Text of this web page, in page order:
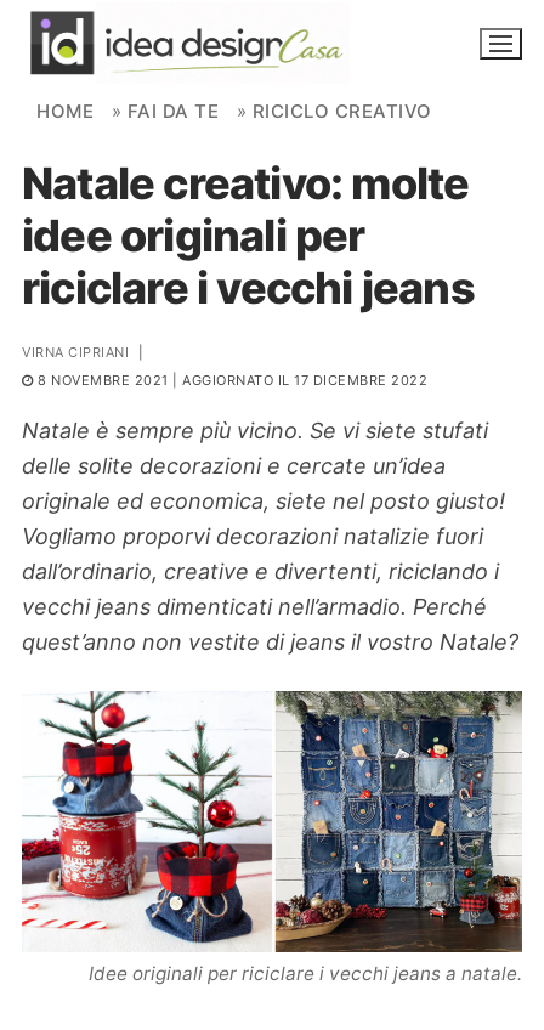
Skip to content
NOVITÀ
AMBIENTI
FAI DA TE
PIANTE
Search for:
HOME » FAI DA TE » RICICLO CREATIVO
Natale creativo: molte
idee originali per
riciclare i vecchi jeans
VIRNA CIPRIANI
8 NOVEMBRE 2021
| AGGIORNATO IL 17 DICEMBRE 2022
Natale è sempre più vicino. Se vi siete stufati
delle solite decorazioni e cercate un’idea
originale ed economica, siete nel posto giusto!
Vogliamo proporvi decorazioni natalizie fuori
dall’ordinario, creative e divertenti, riciclando i
vecchi jeans dimenticati nell’armadio. Perché
quest’anno non vestite di jeans il vostro Natale?
Idee originali per riciclare i vecchi jeans a natale.